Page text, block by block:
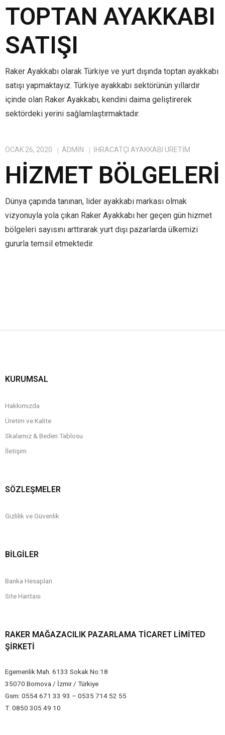
TOPTAN AYAKKABI
SATIŞI
Raker Ayakkabı olarak Türkiye ve yurt dışında toptan ayakkabı
satışı yapmaktayız. Türkiye ayakkabı sektörünün yıllardır
içinde olan Raker Ayakkabı, kendini daima geliştirerek
sektördeki yerini sağlamlaştırmaktadır.
OCAK 26, 2020 ADMIN IHRACATÇI AYAKKABI ÜRETIM
HIZMET BÖLGELERI
Dünya çapında tanınan, lider ayakkabı markası olmak
vizyonuyla yola çıkan Raker Ayakkabı her geçen gün hizmet
bölgeleri sayısını arttırarak yurt dışı pazarlarda ülkemizi
gururla temsil etmektedir.
KURUMSAL
Hakkımızda
Üretim ve Kalite
Skalamız & Beden Tablosu
İletişim
SÖZLEŞMELER
Gizlilik ve Güvenlik
BİLGİLER
Banka Hesapları
Site Haritası
RAKER MAĞAZACILIK PAZARLAMA TICARET LIMITED
ŞIRKETI
Egemenlik Mah. 6133 Sokak No:18
35070 Bornova / İzmir / Türkiye
Gsm: 0554 671 33 93 – 0535 714 52 55
T: 0850 305 49 10